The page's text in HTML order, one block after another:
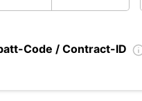
Code / Contract-ID